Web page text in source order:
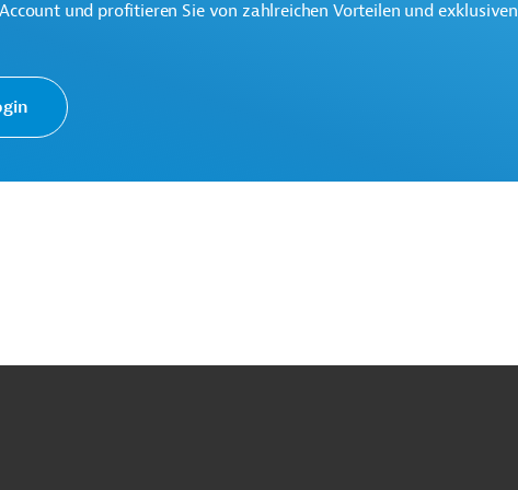
und profitieren Sie von zahlreichen Vorteilen und exklusiven